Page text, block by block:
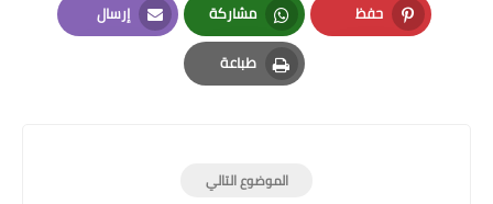
حفظ
Pinterest
مشاركة
Whatsapp
إرسال
Email
طباعة
Print
الموضوع التالي